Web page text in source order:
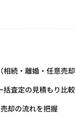
続・離婚・任意売
査定の見積もり比較
却の流れを把握